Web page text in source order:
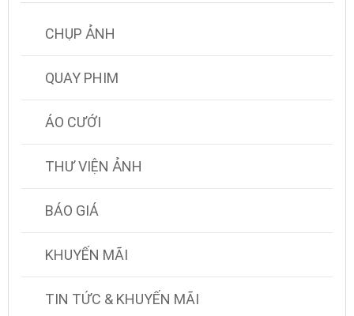
CHỤP ẢNH
QUAY PHIM
ÁO CƯỚI
THƯ VIỆN ẢNH
BÁO GIÁ
KHUYẾN MÃI
TIN TỨC & KHUYẾN MÃI